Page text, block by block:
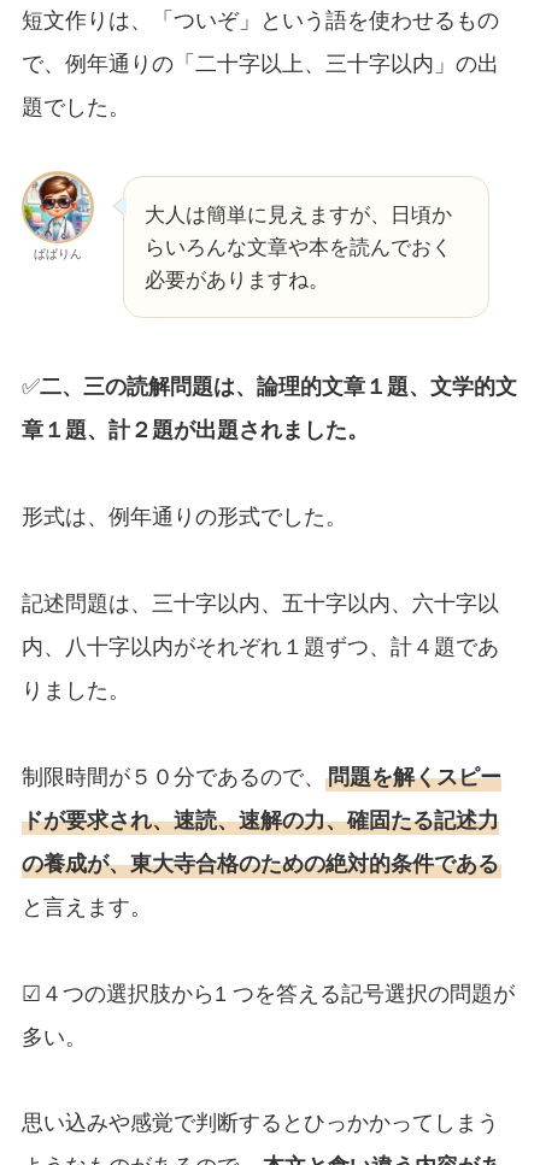
短文作りは、「ついぞ」という語を使わせるもの
で、例年通りの「二十字以上、三十字以内」の出
題でした。
ぱぱりん
大人は簡単に見えますが、日頃か
らいろんな文章や本を読んでおく
必要がありますね。
✅二、三の読解問題は、論理的文章１題、文学的文
章１題、計２題が出題されました。
形式は、例年通りの形式でした。
記述問題は、三十字以内、五十字以内、六十字以
内、八十字以内がそれぞれ１題ずつ、計４題であ
りました。
制限時間が５０分であるので、 問題を解くスピー
ドが要求され、速読、速解の力、確固たる記述力
の養成が、東大寺合格のための絶対的条件である
と言えます。
☑４つの選択肢から1 つを答える記号選択の問題が
多い。
思い込みや感覚で判断するとひっかかってしまう